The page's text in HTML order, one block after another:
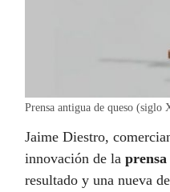
Prensa antigua de queso
Jaime Diestro,
innovación de la prensa
resultado y una nueva